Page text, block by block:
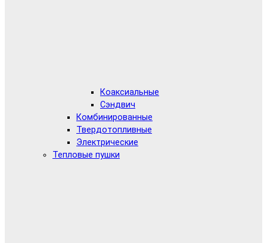
Коаксиальные
Сэндвич
Комбинированные
Твердотопливные
Электрические
Тепловые пушки